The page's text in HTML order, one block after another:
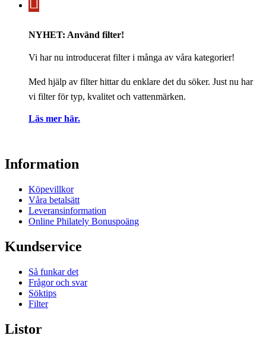
NYHET: Använd filter!
Vi har nu introducerat filter i många av våra kategorier!
Med hjälp av filter hittar du enklare det du söker. Just nu har
vi filter för typ, kvalitet och vattenmärken.
Läs mer här.
Information
Köpevillkor
Våra betalsätt
Leveransinformation
Online Philately Bonuspoäng
Kundservice
Så funkar det
Frågor och svar
Söktips
Filter
Listor